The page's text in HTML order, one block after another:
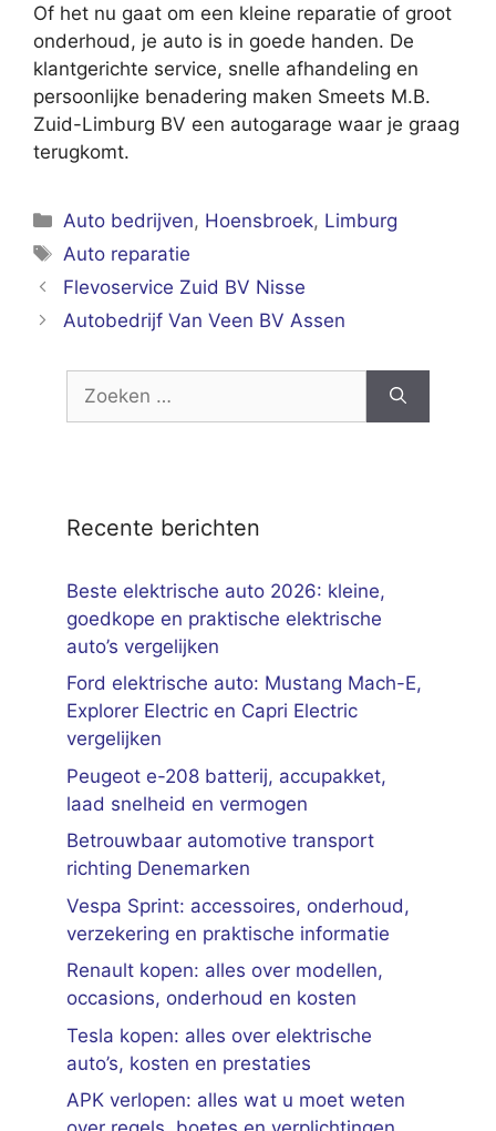
Of het nu gaat om een kleine reparatie of groot
onderhoud, je auto is in goede handen. De
klantgerichte service, snelle afhandeling en
persoonlijke benadering maken Smeets M.B.
Zuid-Limburg BV een autogarage waar je graag
terugkomt.
Categorieën
Auto bedrijven, Hoensbroek, Limburg
Tags
Auto reparatie
Flevoservice Zuid BV Nisse
Autobedrijf Van Veen BV Assen
naar:
Recente berichten
Beste elektrische auto 2026: kleine,
goedkope en praktische elektrische
auto’s vergelijken
Ford elektrische auto: Mustang Mach-E,
Explorer Electric en Capri Electric
vergelijken
Peugeot e-208 batterij, accupakket,
laad snelheid en vermogen
Betrouwbaar automotive transport
richting Denemarken
Vespa Sprint: accessoires, onderhoud,
verzekering en praktische informatie
Renault kopen: alles over modellen,
occasions, onderhoud en kosten
Tesla kopen: alles over elektrische
auto’s, kosten en prestaties
APK verlopen: alles wat u moet weten